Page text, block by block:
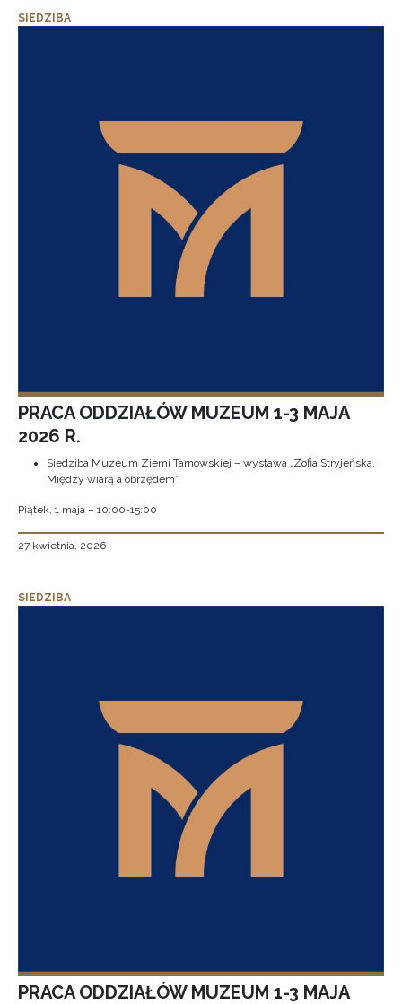
SIEDZIBA
PRACA ODDZIAŁÓW MUZEUM 1-3 MAJA
2026 R.
Siedziba Muzeum Ziemi Tarnowskiej – wystawa „Zofia Stryjeńska.
Między wiarą a obrzędem”
Piątek, 1 maja – 10:00-15:00
27 kwietnia, 2026
SIEDZIBA
PRACA ODDZIAŁÓW MUZEUM 1-3 MAJA